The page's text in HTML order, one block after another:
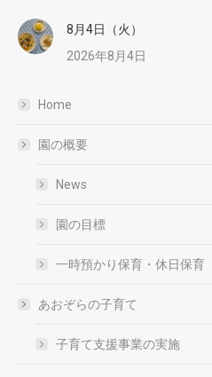
8月4日（火）
2026年8月4日
Home
園の概要
News
園の目標
一時預かり保育・休日保育
あおぞらの子育て
子育て支援事業の実施